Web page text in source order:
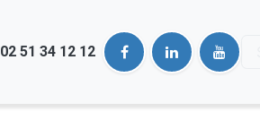
02 51​ 34 12 12